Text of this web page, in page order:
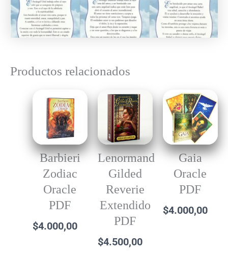
Productos relacionados
Barbieri
Zodiac
Oracle
PDF
$4.000,00
Lenormand
Gilded
Reverie
Extendido
PDF
$4.500,00
Gaia
Oracle
PDF
$4.000,00